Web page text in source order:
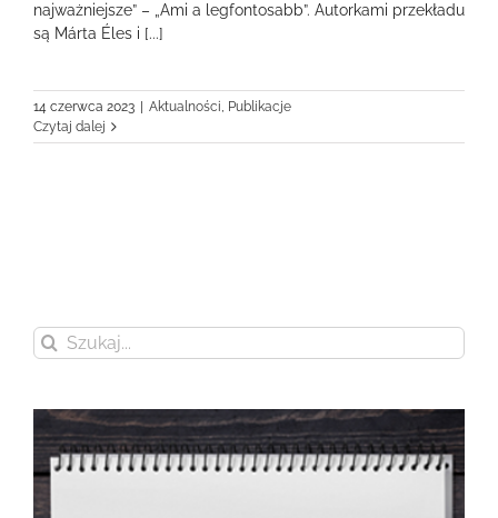
najważniejsze” – „Ami a legfontosabb”. Autorkami przekładu
są Márta Éles i [...]
14 czerwca 2023 Aktualności, Publikacje
Czytaj dalej
Szukaj